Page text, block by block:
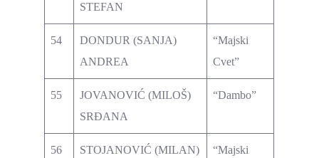
STEFAN
54
DONDUR (SANJA)
ANDREA
“Majski
Cvet”
55
JOVANOVIĆ (MILOŠ)
SRĐANA
“Dambo”
56
STOJANOVIĆ (MILAN)
“Majski